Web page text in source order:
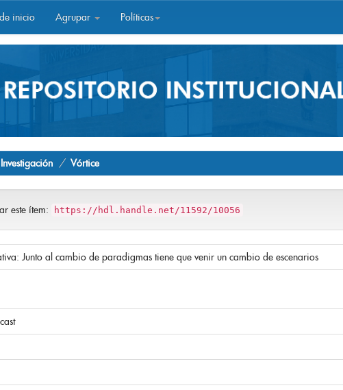
inicio Agrupar Políticas
Vórtice
este ítem: https://hdl.handle.net/11592/10056
Junto al cambio de paradigmas tiene que venir un cambio de escenarios